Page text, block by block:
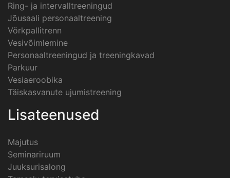
Ring- ja intervalltreeningud
Jõusaali personaaltreening
Võrkpallitrenn
Vesivõimlemine
Personaaltreeningud ja treeningkavad
Parkuur
Vesiaeroobika
Täiskasvanute ujumistreening
Lisateenused
Majutus
Seminariruum
Juuksurisalong